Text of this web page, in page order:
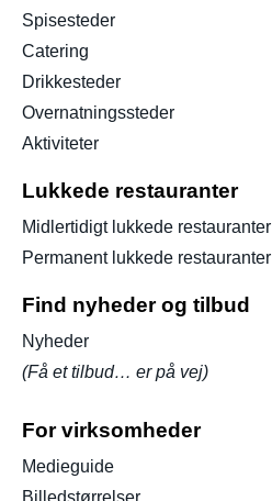
Spisesteder
Catering
Drikkesteder
Overnatningssteder
Aktiviteter
Lukkede restauranter
Midlertidigt lukkede restauranter
Permanent lukkede restauranter
Find nyheder og tilbud
Nyheder
(Få et tilbud… er på vej)
For virksomheder
Medieguide
Billedstørrelser